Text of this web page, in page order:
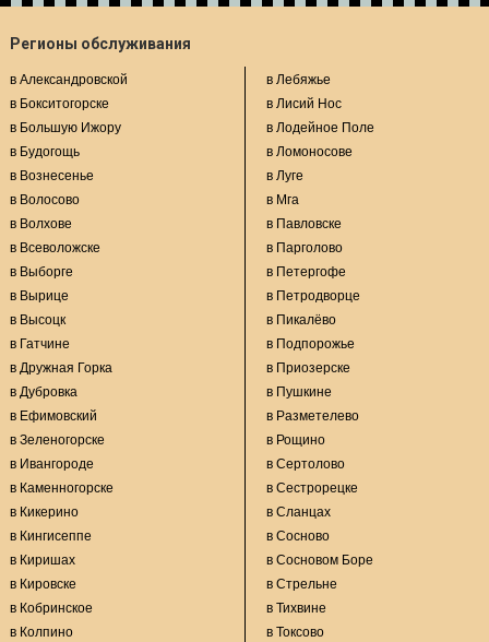
Регионы обслуживания
в Александровской
в Бокситогорске
в Большую Ижору
в Будогощь
в Вознесенье
в Волосово
в Волхове
в Всеволожске
в Выборге
в Вырице
в Высоцк
в Гатчине
в Дружная Горка
в Дубровка
в Ефимовский
в Зеленогорске
в Ивангороде
в Каменногорске
в Кикерино
в Кингисеппе
в Киришах
в Кировске
в Кобринское
в Колпино
в Лебяжье
в Лисий Нос
в Лодейное Поле
в Ломоносове
в Луге
в Мга
в Павловске
в Парголово
в Петергофе
в Петродворце
в Пикалёво
в Подпорожье
в Приозерске
в Пушкине
в Разметелево
в Рощино
в Сертолово
в Сестрорецке
в Сланцах
в Сосново
в Сосновом Боре
в Стрельне
в Тихвине
в Токсово